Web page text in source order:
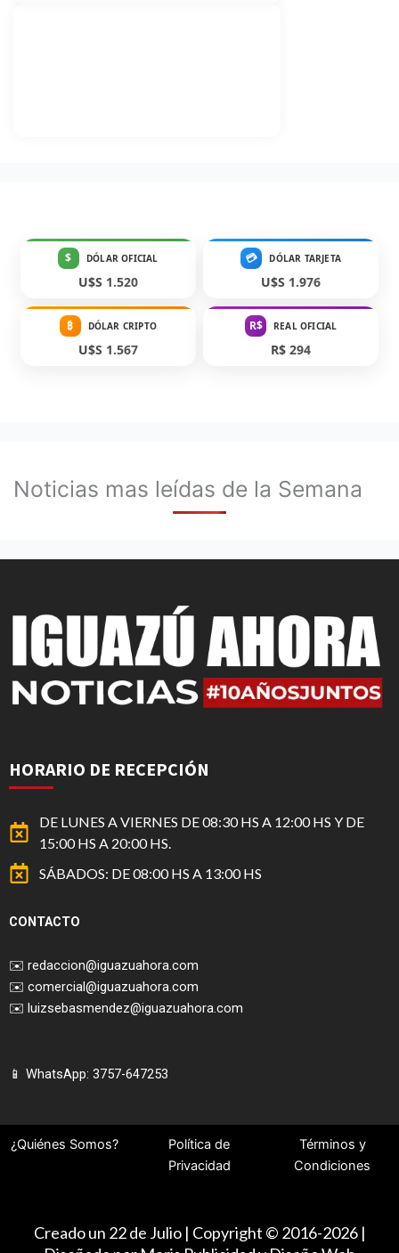
$ DÓLAR OFICIAL
U$S 1.520
💳 DÓLAR TARJETA
U$S 1.976
₿ DÓLAR CRIPTO
U$S 1.567
R$ REAL OFICIAL
R$ 294
Noticias mas leídas de la Semana
HORARIO DE RECEPCIÓN
DE LUNES A VIERNES DE 08:30 HS A 12:00 HS Y DE
15:00 HS A 20:00 HS.
SÁBADOS: DE 08:00 HS A 13:00 HS
CONTACTO
✉️ redaccion@iguazuahora.com
✉️ comercial@iguazuahora.com
✉️ luizsebasmendez@iguazuahora.com
📱 WhatsApp: 3757-647253
¿Quiénes Somos?
Política de
Privacidad
Términos y
Condiciones
Creado un 22 de Julio | Copyright © 2016-2026 |